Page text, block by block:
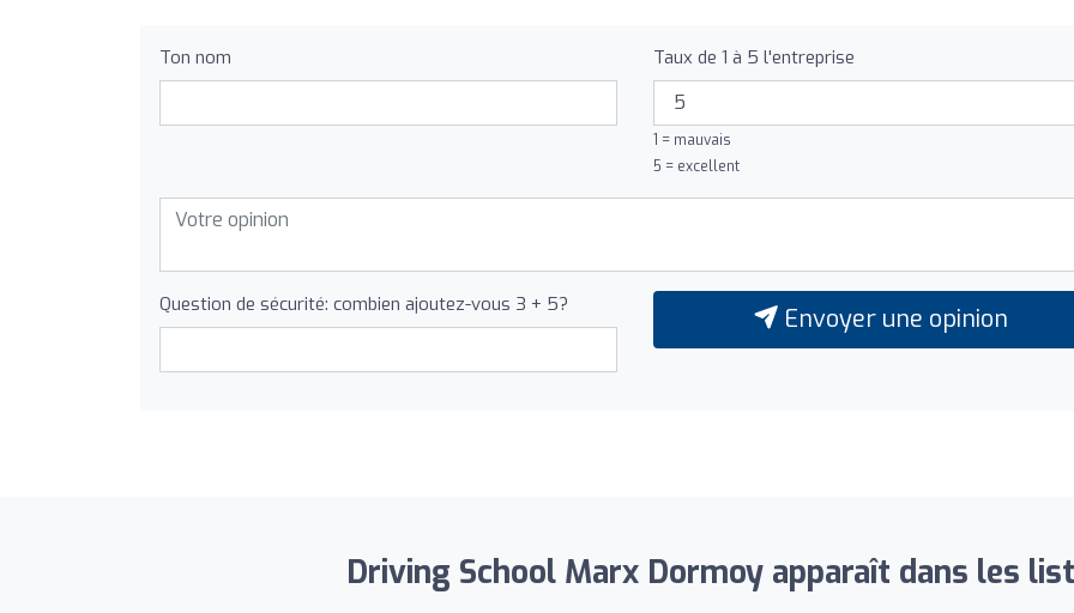
Ton nom Taux de 1 à 5 l'entreprise
1 = mauvais
5 = excellent
Question de sécurité: combien ajoutez-vous 3 + 5? Envoyer une opinion
Driving School Marx Dormoy apparaît dans les